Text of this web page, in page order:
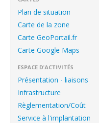
Contact
Mon ZA.com
中文
English
Français
Plan de situation
Carte de la zone
Carte GeoPortail.fr
Carte Google Maps
ESPACE D'ACTIVITÉS
Présentation - liaisons
Infrastructure
Règlementation/Coût
Service à l'implantation